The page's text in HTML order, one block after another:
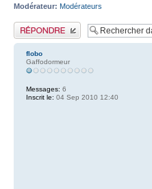
Modérateur: Modérateurs
Publier une réponse
flobo
Gaffodormeur
Messages: 6
Inscrit le: 04 Sep 2010 12:40